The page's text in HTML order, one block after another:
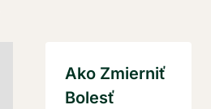
Ako Zmierniť
Bolesť